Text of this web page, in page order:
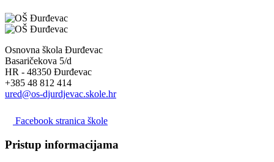
Osnovna škola Đurđevac
Basaričekova 5/d
HR - 48350 Đurđevac
+385 48 812 414
ured@os-djurdjevac.skole.hr
Facebook stranica škole
Pristup informacijama